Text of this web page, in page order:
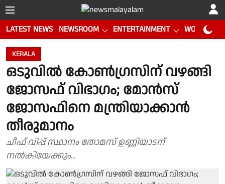
LATEST NEWS NEWSROOM ENTERTAINMENT WORLD CUP
KERALA
ഒടുവിൽ കോൺഗ്രസിന് വഴങ്ങി
ജോസഫ് വിഭാഗം; മോൻസ്
ജോസഫിനെ മന്ത്രിയാക്കാൻ
തീരുമാനം
ചീഫ് വിപ്പ് സ്ഥാനം തോമസ് ഉണ്ണിയാടന്
നൽകിയേക്കും...